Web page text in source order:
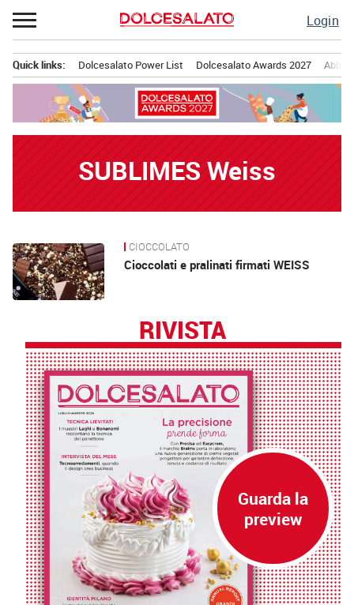
Passa
al
Login
principale
Quick links: Dolcesalato Power List Dolcesalato Awards 2027
SUBLIMES Weiss
News CIOCCOLATO
Cioccolati e pralinati firmati WEISS
RIVISTA